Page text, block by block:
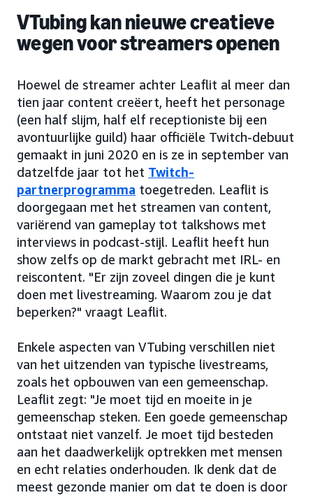
VTubing kan nieuwe creatieve
wegen voor streamers openen
Hoewel de streamer achter Leaflit al meer dan
tien jaar content creëert, heeft het personage
(een half slijm, half elf receptioniste bij een
avontuurlijke guild) haar officiële Twitch-debuut
gemaakt in juni 2020 en is ze in september van
datzelfde jaar tot het Twitch-
partnerprogramma toegetreden. Leaflit is
doorgegaan met het streamen van content,
variërend van gameplay tot talkshows met
interviews in podcast-stijl. Leaflit heeft hun
show zelfs op de markt gebracht met IRL- en
reiscontent. "Er zijn zoveel dingen die je kunt
doen met livestreaming. Waarom zou je dat
beperken?" vraagt Leaflit.
Enkele aspecten van VTubing verschillen niet
van het uitzenden van typische livestreams,
zoals het opbouwen van een gemeenschap.
Leaflit zegt: "Je moet tijd en moeite in je
gemeenschap steken. Een goede gemeenschap
ontstaat niet vanzelf. Je moet tijd besteden
aan het daadwerkelijk optrekken met mensen
en echt relaties onderhouden. Ik denk dat de
meest gezonde manier om dat te doen is door